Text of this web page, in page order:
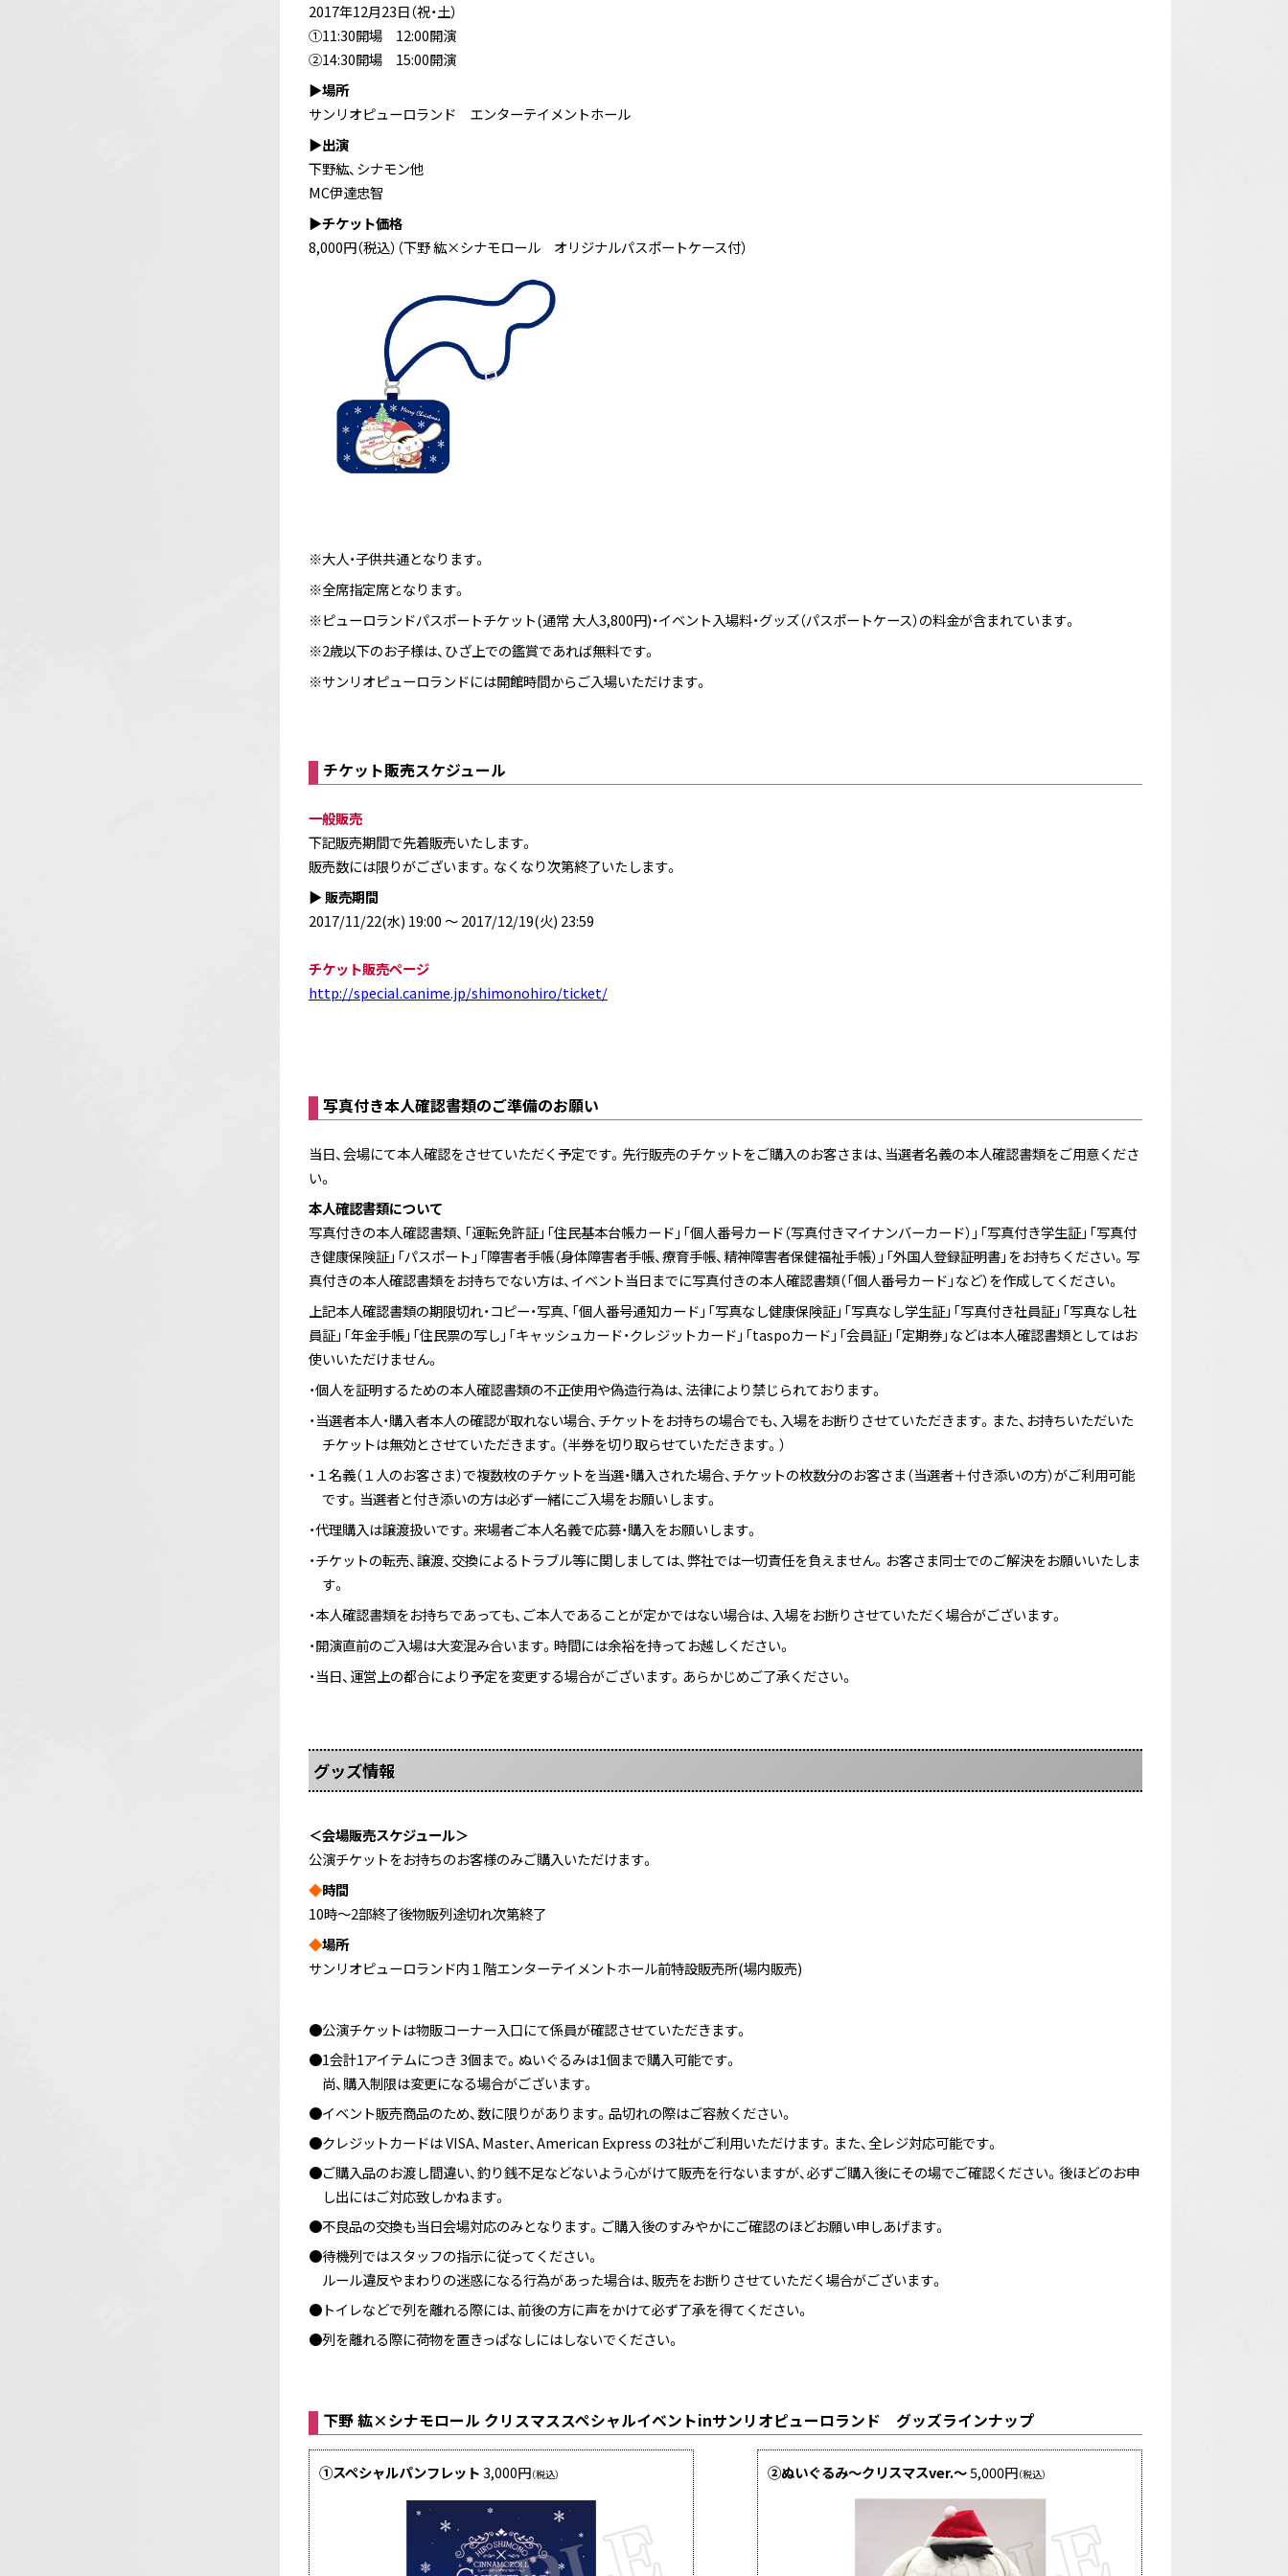
2017年12月23日（祝・土）
①11:30開場 12:00開演
②14:30開場 15:00開演
▶場所
サンリオピューロランド エンターテイメントホール
▶出演
下野紘、シナモン他
MC伊達忠智
▶チケット価格
8,000円（税込）（下野 紘×シナモロール オリジナルパスポートケース付）
※大人・子供共通となります。
※全席指定席となります。
※ピューロランドパスポートチケット(通常 大人3,800円)・イベント入場料・グッズ（パスポートケース）の料金が含まれています。
※2歳以下のお子様は、ひざ上での鑑賞であれば無料です。
※サンリオピューロランドには開館時間からご入場いただけます。
チケット販売スケジュール
一般販売
下記販売期間で先着販売いたします。
販売数には限りがございます。なくなり次第終了いたします。
▶販売期間
2017/11/22(水) 19:00 ～ 2017/12/19(火) 23:59
チケット販売ページ
http://special.canime.jp/shimonohiro/ticket/
写真付き本人確認書類のご準備のお願い
当日、会場にて本人確認をさせていただく予定です。先行販売のチケットをご購入のお客さまは、当選者名義の本人確認書類をご用意くださ
い。
本人確認書類について
写真付きの本人確認書類、「運転免許証」「住民基本台帳カード」「個人番号カード（写真付きマイナンバーカード）」「写真付き学生証」「写真付
き健康保険証」「パスポート」「障害者手帳（身体障害者手帳、療育手帳、精神障害者保健福祉手帳）」「外国人登録証明書」をお持ちください。写
真付きの本人確認書類をお持ちでない方は、イベント当日までに写真付きの本人確認書類（「個人番号カード」など）を作成してください。
上記本人確認書類の期限切れ・コピー・写真、「個人番号通知カード」「写真なし健康保険証」「写真なし学生証」「写真付き社員証」「写真なし社
員証」「年金手帳」「住民票の写し」「キャッシュカード・クレジットカード」「taspoカード」「会員証」「定期券」などは本人確認書類としてはお
使いいただけません。
・個人を証明するための本人確認書類の不正使用や偽造行為は、法律により禁じられております。
・当選者本人・購入者本人の確認が取れない場合、チケットをお持ちの場合でも、入場をお断りさせていただきます。また、お持ちいただいた
チケットは無効とさせていただきます。（半券を切り取らせていただきます。）
・１名義（１人のお客さま）で複数枚のチケットを当選・購入された場合、チケットの枚数分のお客さま（当選者＋付き添いの方）がご利用可能
です。当選者と付き添いの方は必ず一緒にご入場をお願いします。
・代理購入は譲渡扱いです。来場者ご本人名義で応募・購入をお願いします。
・チケットの転売、譲渡、交換によるトラブル等に関しましては、弊社では一切責任を負えません。お客さま同士でのご解決をお願いいたしま
す。
・本人確認書類をお持ちであっても、ご本人であることが定かではない場合は、入場をお断りさせていただく場合がございます。
・開演直前のご入場は大変混み合います。時間には余裕を持ってお越しください。
・当日、運営上の都合により予定を変更する場合がございます。あらかじめご了承ください。
グッズ情報
＜会場販売スケジュール＞
公演チケットをお持ちのお客様のみご購入いただけます。
◆時間
10時～2部終了後物販列途切れ次第終了
◆場所
サンリオピューロランド内１階エンターテイメントホール前特設販売所(場内販売)
●公演チケットは物販コーナー入口にて係員が確認させていただきます。
●1会計1アイテムにつき 3個まで。ぬいぐるみは1個まで購入可能です。
尚、購入制限は変更になる場合がございます。
●イベント販売商品のため、数に限りがあります。品切れの際はご容赦ください。
●クレジットカードは VISA、Master、American Express の3社がご利用いただけます。また、全レジ対応可能です。
●ご購入品のお渡し間違い、釣り銭不足などないよう心がけて販売を行ないますが、必ずご購入後にその場でご確認ください。後ほどのお申
し出にはご対応致しかねます。
●不良品の交換も当日会場対応のみとなります。ご購入後のすみやかにご確認のほどお願い申しあげます。
●待機列ではスタッフの指示に従ってください。
ルール違反やまわりの迷惑になる行為があった場合は、販売をお断りさせていただく場合がございます。
●トイレなどで列を離れる際には、前後の方に声をかけて必ず了承を得てください。
●列を離れる際に荷物を置きっぱなしにはしないでください。
下野 紘×シナモロール クリスマススペシャルイベントinサンリオピューロランド グッズラインナップ
①スペシャルパンフレット3,000円（税込） ②ぬいぐるみ～クリスマスver.～5,000円（税込）